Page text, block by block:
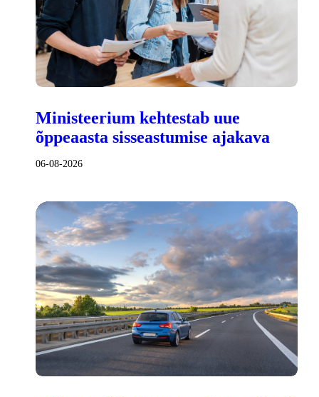
Ministeerium kehtestab uue
õppeaasta sisseastumise ajakava
06-08-2026